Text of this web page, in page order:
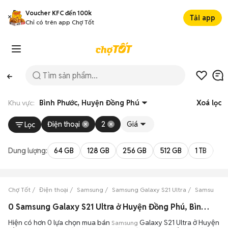
Voucher KFC đến 100k
Chỉ có trên app Chợ Tốt
Tải app
Khu vực: Bình Phước, Huyện Đồng Phú Xoá lọc
Lọc Điện thoại 2 Giá
Dung lượng: 64 GB 128 GB 256 GB 512 GB 1 TB
Chợ Tốt Điện thoại Samsung Samsung Galaxy S21 Ultra Samsung
0 Samsung Galaxy S21 Ultra ở Huyện Đồng Phú, Bình Phước máy bền đẹp đang bán 08/2026
Hiện có hơn 0 lựa chọn mua bán Samsung Galaxy S21 Ultra ở Huyện